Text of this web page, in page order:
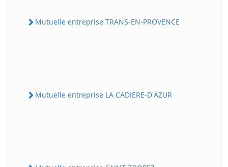
Mutuelle entreprise TRANS-EN-PROVENCE
Mutuelle entreprise LA CADIERE-D'AZUR